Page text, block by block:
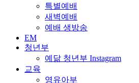
특별예배
새벽예배
예배 생방송
EM
청년부
예닮 청년부 Instagram
교육
영유아부